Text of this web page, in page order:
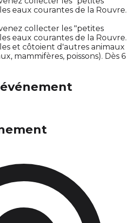
eaux courantes de la Rouvre.
collecter les "petites
eaux courantes de la Rouvre.
et côtoient d'autres animaux
mammifères, poissons). Dès 6